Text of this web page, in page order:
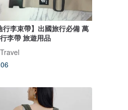
行李束帶】出國旅行必備 萬
李帶 旅遊用品